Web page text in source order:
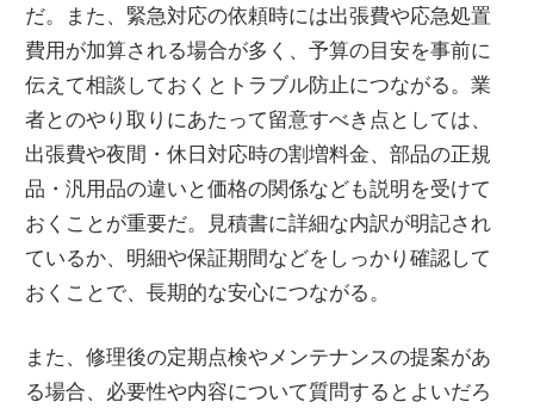
だ。また、緊急対応の依頼時には出張費や応急処置
費用が加算される場合が多く、予算の目安を事前に
伝えて相談しておくとトラブル防止につながる。業
者とのやり取りにあたって留意すべき点としては、
出張費や夜間・休日対応時の割増料金、部品の正規
品・汎用品の違いと価格の関係なども説明を受けて
おくことが重要だ。見積書に詳細な内訳が明記され
ているか、明細や保証期間などをしっかり確認して
おくことで、長期的な安心につながる。
また、修理後の定期点検やメンテナンスの提案があ
る場合、必要性や内容について質問するとよいだろ